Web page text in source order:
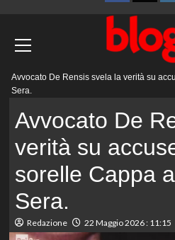
principale
Avvocato De Rensis svela la verità su
Sera.
Avvocato De
verità su
sorelle Cappa
Sera.
Redazione 22 Maggio 2026 : 11:15